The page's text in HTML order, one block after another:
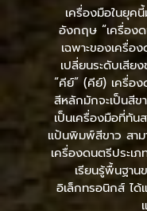
เครื่องมือในยุค
อังกฤษ “เครื่อง
เฉพาะของเครื่
เปลี่ยนระดับเสีย
“คีย์” (คีย์) เครื่อ
สีหลักมักจะเป็นสี
เป็นเครื่องมือที่ทัน
แป้นพิมพ์สีขาว สาม
เครื่องดนตรีประ
เรียนรู้พื้นฐาน
อิเล็กทรอนิกส์ ได้